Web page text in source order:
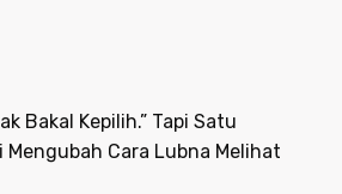
Bakal Kepilih.” Tapi Satu
Mengubah Cara Lubna Melihat